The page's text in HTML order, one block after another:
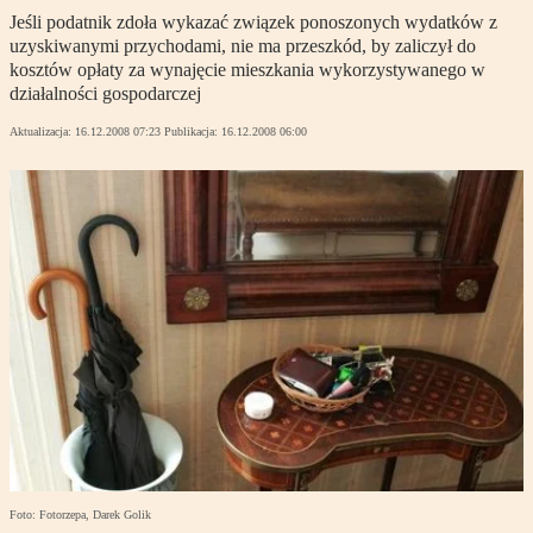
Jeśli podatnik zdoła wykazać związek ponoszonych wydatków z
uzyskiwanymi przychodami, nie ma przeszkód, by zaliczył do
kosztów opłaty za wynajęcie mieszkania wykorzystywanego w
działalności gospodarczej
Aktualizacja: 16.12.2008 07:23 Publikacja: 16.12.2008 06:00
Foto: Fotorzepa, Darek Golik